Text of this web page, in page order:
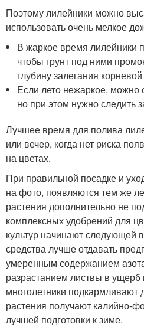
Поэтому лилейники можно
использовать очень мелкое
В жаркое время лилейники
чтобы грунт под ними
глубину залегания
Если лето нежаркое, можно
но при этом нужно следить
Лучшее время для полива
или вечер, когда нет риска
на цветах.
При правильной посадке и
на фото, появляются тем же
растения дополнительно не
комплексных удобрений для
культур начинают следующей
средства лучше отдавать
умеренным содержанием
разрастанием листвы в ущерб
многолетники
растения получают калийно-
лучшей подготовки к зиме.